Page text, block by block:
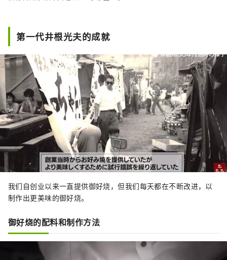
第一代井根光夫的成就
我们自创业以来一直提供御好烧，但我们每天都在不断改进，以
制作出更美味的御好烧。
御好烧的配料和制作方法